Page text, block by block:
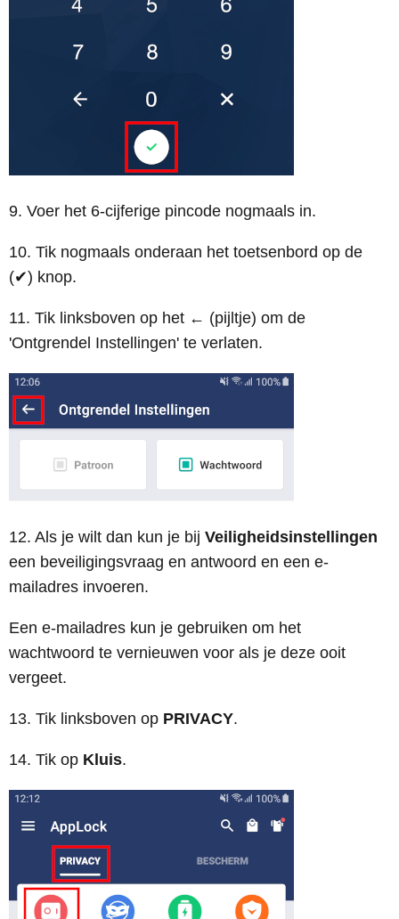
9. Voer het 6-cijferige pincode nogmaals in.
10. Tik nogmaals onderaan het toetsenbord op de
(✔) knop.
11. Tik linksboven op het ← (pijltje) om de
'Ontgrendel Instellingen' te verlaten.
12. Als je wilt dan kun je bij Veiligheidsinstellingen
een beveiligingsvraag en antwoord en een e-
mailadres invoeren.
Een e-mailadres kun je gebruiken om het
wachtwoord te vernieuwen voor als je deze ooit
vergeet.
13. Tik linksboven op PRIVACY.
14. Tik op Kluis.